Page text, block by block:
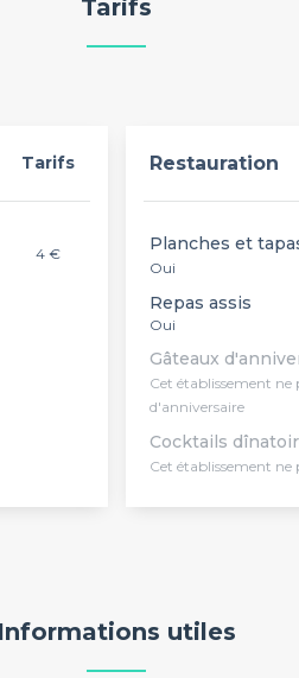
Tarifs
Tarifs
4 €
Restauration
Planches et
Oui
Repas assis
Oui
Gâteaux
Cet établissement ne
d'anniversaire
Cocktails
Cet établissement ne
Informations utiles